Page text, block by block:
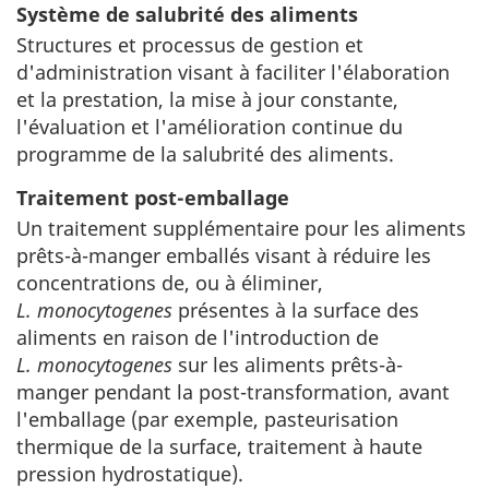
Système de salubrité des aliments
Structures et processus de gestion et
d'administration visant à faciliter l'élaboration
et la prestation, la mise à jour constante,
l'évaluation et l'amélioration continue du
programme de la salubrité des aliments.
Traitement post-emballage
Un traitement supplémentaire pour les aliments
prêts-à-manger emballés visant à réduire les
concentrations de, ou à éliminer,
L. monocytogenes présentes à la surface des
aliments en raison de l'introduction de
L. monocytogenes sur les aliments prêts-à-
manger pendant la post-transformation, avant
l'emballage (par exemple, pasteurisation
thermique de la surface, traitement à haute
pression hydrostatique).